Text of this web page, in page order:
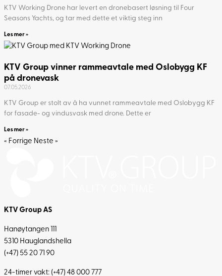
KTV Working Drone har levert en dronebasert løsning til Four
Seasons Yachts, og tar med dette et viktig steg inn
Les mer »
KTV Group vinner rammeavtale med Oslobygg KF
på dronevask
07.05.2026
KTV Group er stolt av å ha vunnet rammeavtale med Oslobygg KF
for fasade- og vindusvask med drone. Dette er
Les mer »
« Forrige Neste »
KTV Group AS
Hanøytangen 111
5310 Hauglandshella
(+47) 55 20 71 90
24-timer vakt: (+47) 48 000 777